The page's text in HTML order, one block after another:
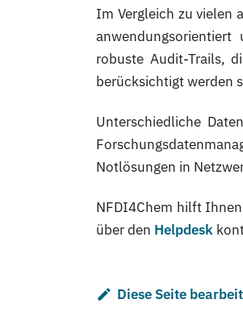
Im Vergleich zu vielen
robuste Audit-Trails,
berücksichtigt werden
Unterschiedliche
Notlösungen in
NFDI4Chem hilft
über den Helpdesk
Diese Seite